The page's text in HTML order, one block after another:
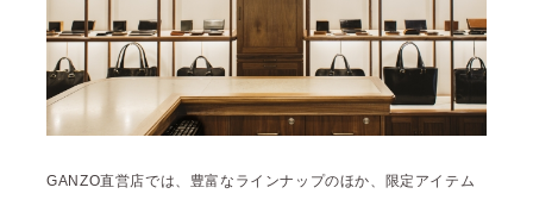
GANZO直営店では、豊富なラインナップのほか、限定アイテム